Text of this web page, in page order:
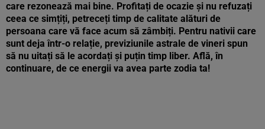
care rezonează mai bine. Profitați de ocazie și nu refuzați
ceea ce simțiți, petreceți timp de calitate alături de
persoana care vă face acum să zâmbiți. Pentru nativii care
sunt deja într-o relație, previziunile astrale de vineri spun
să nu uitați să le acordați și puțin timp liber. Află, în
continuare, de ce energii va avea parte zodia ta!